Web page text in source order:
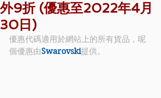
外9折 (優惠至2022年4月
30日)
優惠代碼適用於網站上的所有貨品，呢
個優惠由Swarovski提供。